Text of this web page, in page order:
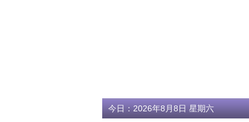
今日：2026年8月8日 星期六